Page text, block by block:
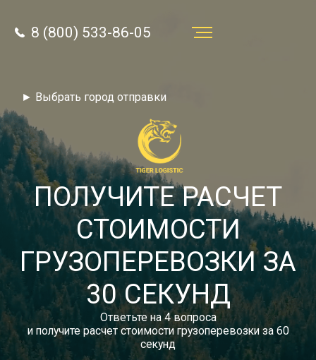
8 (800) 533-86-05
Звонок по России бесплатный
autotransport24@yandex.ru
Тарифы
Отзывы
Статьи
Новости
Документы
► Выбрать город отправки
8 (800) 533-86-05
ПОЛУЧИТЕ РАСЧЕТ
СТОИМОСТИ
ГРУЗОПЕРЕВОЗКИ ЗА
30 СЕКУНД
Ответьте на 4 вопроса
и получите расчет стоимости грузоперевозки за 60
секунд